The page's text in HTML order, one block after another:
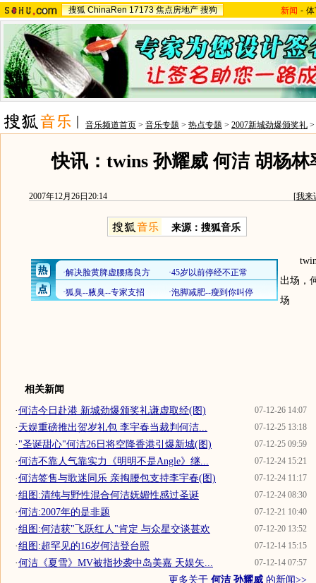
搜狐 ChinaRen 17173 焦点房地产 搜狗 新闻 -
音乐频道首页 > 音乐专题 > 热点专题 > 2007新城劲爆颁奖礼 >
快讯：twins 孙耀威 何洁 胡杨林
2007年12月26日20:14 [我来
来源：搜狐音乐
twins,
出场，
场
相关新闻
07-12-26 14:07
·何洁今日赴港 新城劲爆颁奖礼谦虚取经(图)
07-12-25 13:18
·天娱重磅推出贺岁礼包 李宇春当裁判何洁...
07-12-25 09:59
·"圣诞甜心"何洁26日将空降香港引爆新城(图)
07-12-24 15:21
·何洁不靠人气靠实力《明明不是Angle》继...
07-12-24 11:17
·何洁签售与歌迷同乐 亲掏腰包支持李宇春(图)
07-12-24 08:30
·组图:清纯与野性混合何洁妩媚性感过圣诞
07-12-21 10:40
·何洁:2007年的是非题
07-12-20 13:52
·组图:何洁获"飞跃红人"肯定 与众星交谈甚欢
07-12-14 15:15
·组图:超罕见的16岁何洁登台照
07-12-14 07:57
·何洁《夏雪》MV被指抄袭中岛美嘉 天娱矢...
更多关于 何洁 孙耀威 的新闻>>